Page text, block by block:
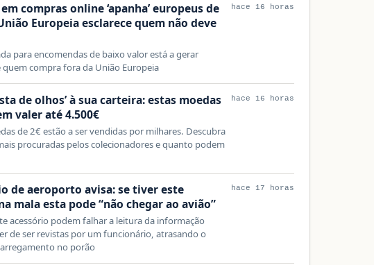
compras online ‘apanha’ europeus de
Europeia esclarece quem não deve
para encomendas de baixo valor está a gerar
compra fora da União Europeia
hace 16 horas
de olhos’ à sua carteira: estas moedas
valer até 4.500€
de 2€ estão a ser vendidas por milhares. Descubra
procuradas pelos colecionadores e quanto podem
hace 16 horas
de aeroporto avisa: se tiver este
mala esta pode “não chegar ao avião”
acessório podem falhar a leitura da informação
de ser revistas por um funcionário, atrasando o
no porão
hace 17 horas